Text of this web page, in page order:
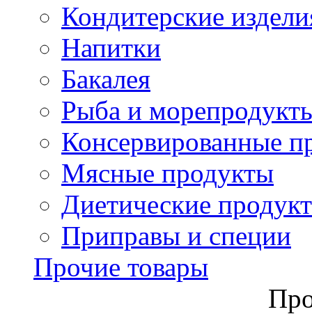
Кондитерские
Напитки
Бакалея
Рыба и
Консервированные
Мясные продукты
Диетические
Приправы и специи
Прочие товары